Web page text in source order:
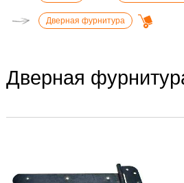
Дверная фурнитура
Дверная